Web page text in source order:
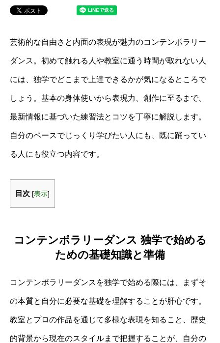
芸術的な自由さと内面の表現が魅力のコンテンポラリー
ダンス。初めて触れる人や教室に通う時間が取れない人
には、独学でどこまで上達できるかが気になるところで
しょう。基本の身体使いから表現力、創作に至るまで、
最新情報に基づいた練習法とコツを丁寧に解説します。
自分のペースでじっくり学びたい人にも、既に踊ってい
る人にも役立つ内容です。
目次 [表示]
コンテンポラリーダンス 独学で始める
ための基礎知識と準備
コンテンポラリーダンスを独学で始める際には、まずそ
の本質と自分に必要な基礎を理解することが肝心です。
教室とプロの作品を通じて多様な表現を知ること、歴史
的背景から現在のスタイルまで把握することが、自分の